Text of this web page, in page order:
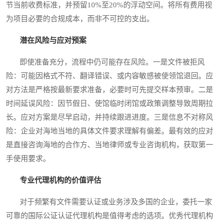
节当前收费标准，并预留10%至20%的浮动空间。将所有费用视
为项目必要的合规成本，而非不可控的支出。
潜在风险与应对预案
即使准备充分，流程中仍可能存在风险。一是文件被拒风
险：可能因格式不符、翻译错误、或内容敏感被使领馆退回。应
对方法是严格按最新要求准备，必要时可先提交样本预审。二是
时间延误风险：因节假日、使馆临时闭馆或政策调整导致周期拉
长。应对方案是尽早启动，并持续跟进进度。三是信息不对称风
险：企业对海地当地的具体文件要求理解有偏差。最有效的应对
是直接咨询海地的合作方、当地律师或专业咨询机构，获取第一
手使用要求。
专业代理机构的价值评估
对于频繁有文件需要认证或业务涉及多国的企业，委托一家
可靠的国际公证认证代理机构是值得考虑的选项。优秀代理机构